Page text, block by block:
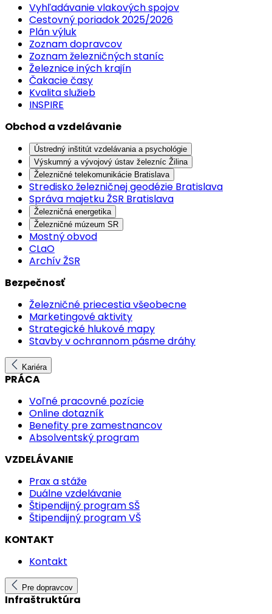
Vyhľadávanie vlakových spojov
Cestovný poriadok 2025/2026
Plán výluk
Zoznam dopravcov
Zoznam železničných staníc
Železnice iných krajín
Čakacie časy
Kvalita služieb
INSPIRE
Obchod a vzdelávanie
Ústredný inštitút vzdelávania a psychológie
Výskumný a vývojový ústav železníc Žilina
Železničné telekomunikácie Bratislava
Stredisko železničnej geodézie Bratislava
Správa majetku ŽSR Bratislava
Železničná energetika
Železničné múzeum SR
Mostný obvod
CLaO
Archív ŽSR
Bezpečnosť
Železničné priecestia všeobecne
Marketingové aktivity
Strategické hlukové mapy
Stavby v ochrannom pásme dráhy
Kariéra
PRÁCA
Voľné pracovné pozície
Online dotazník
Benefity pre zamestnancov
Absolventský program
VZDELÁVANIE
Prax a stáže
Duálne vzdelávanie
Štipendijný program SŠ
Štipendijný program VŠ
KONTAKT
Kontakt
Pre dopravcov
Infraštruktúra